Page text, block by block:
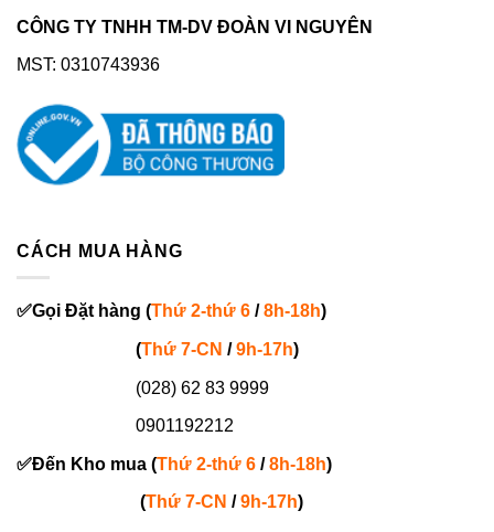
CÔNG TY TNHH TM-DV ĐOÀN VI NGUYÊN
MST: 0310743936
CÁCH MUA HÀNG
✅Gọi Đặt hàng (Thứ 2-thứ 6 /8h-18h)
(Thứ 7-CN /9h-17h)
(028) 62 83 9999
0901192212
✅Đến Kho mua (Thứ 2-thứ 6 /8h-18h)
(Thứ 7-CN /9h-17h)